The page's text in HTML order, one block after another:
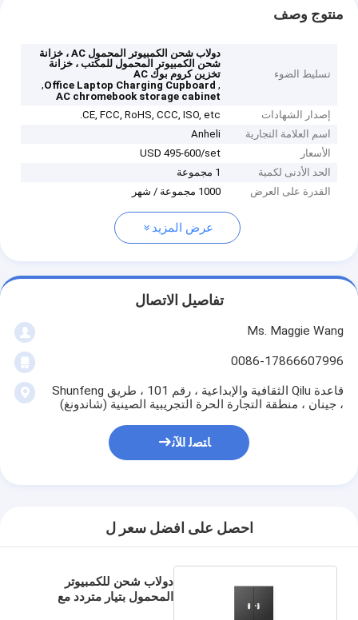
منتوج وصف
تسليط الضوء
دولاب شحن الكمبيوتر المحمول AC ، خزانة
شحن الكمبيوتر المحمول للمكتب ، خزانة
تخزين كروم بوك AC
,
Office Laptop Charging Cupboard
,
AC chromebook storage cabinet
إصدار الشهادات
CE, FCC, RoHS, CCC, ISO, etc.
اسم العلامة التجارية
Anheli
الأسعار
USD 495-600/set
الحد الأدنى لكمية
1 مجموعة
القدرة على العرض
1000 مجموعة / شهر
عرض المزيد
تفاصيل الاتصال
Ms. Maggie Wang
0086-17866607996
قاعدة Qilu الثقافية والإبداعية ، رقم 101 ، طريق Shunfeng
، جينان ، منطقة التجارة الحرة التجريبية الصينية (شاندونغ)
ﺎﺘﺼﻟ ﺍﻶﻧ
احصل على افضل سعر ل
دولاب شحن للكمبيوتر
المحمول بتيار متردد مع